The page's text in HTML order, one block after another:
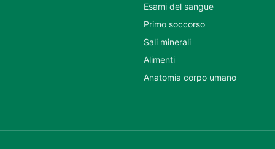
Esami del sangue
Primo soccorso
Sali minerali
Alimenti
Anatomia corpo umano